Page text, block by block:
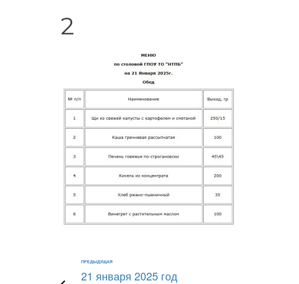
2
ПРЕДЫДУЩАЯ
21 января 2025 год